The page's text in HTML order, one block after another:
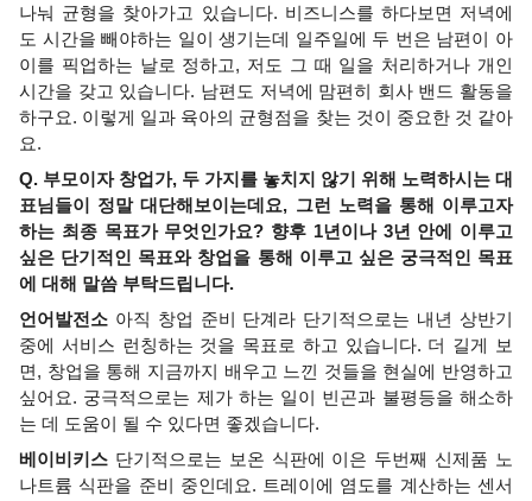
나눠 균형을 찾아가고 있습니다. 비즈니스를 하다보면 저녁에
도 시간을 빼야하는 일이 생기는데 일주일에 두 번은 남편이 아
이를 픽업하는 날로 정하고, 저도 그 때 일을 처리하거나 개인
시간을 갖고 있습니다. 남편도 저녁에 맘편히 회사 밴드 활동을
하구요. 이렇게 일과 육아의 균형점을 찾는 것이 중요한 것 같아
요.
Q. 부모이자 창업가, 두 가지를 놓치지 않기 위해 노력하시는 대
표님들이 정말 대단해보이는데요, 그런 노력을 통해 이루고자
하는 최종 목표가 무엇인가요? 향후 1년이나 3년 안에 이루고
싶은 단기적인 목표와 창업을 통해 이루고 싶은 궁극적인 목표
에 대해 말씀 부탁드립니다.
언어발전소 아직 창업 준비 단계라 단기적으로는 내년 상반기
중에 서비스 런칭하는 것을 목표로 하고 있습니다. 더 길게 보
면, 창업을 통해 지금까지 배우고 느낀 것들을 현실에 반영하고
싶어요. 궁극적으로는 제가 하는 일이 빈곤과 불평등을 해소하
는 데 도움이 될 수 있다면 좋겠습니다.
베이비키스 단기적으로는 보온 식판에 이은 두번째 신제품 노
나트륨 식판을 준비 중인데요. 트레이에 염도를 계산하는 센서